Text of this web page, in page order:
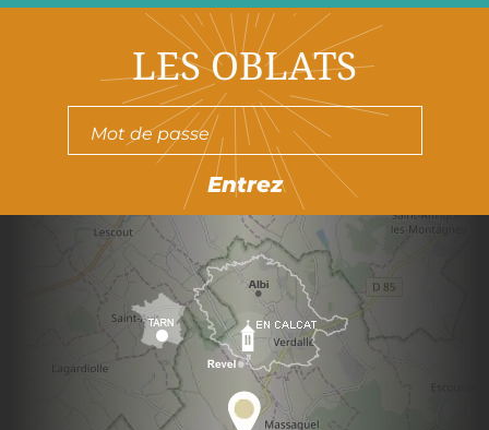
LES OBLATS
Entrez